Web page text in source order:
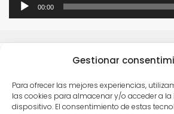
Gestionar
Para ofrecer las mejores experiencias,
las cookies para almacenar y/o acceder a
dispositivo. El consentimiento de estas
00:00